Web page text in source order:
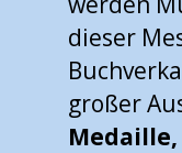
dieser
großer